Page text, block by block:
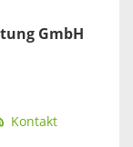
GmbH
Kontakt